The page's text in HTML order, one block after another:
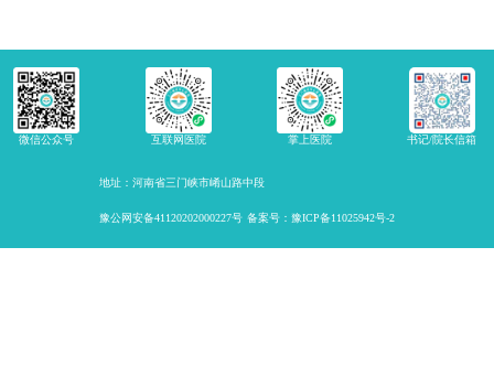
微信公众号 互联网医院 掌上医院 书记/院长信箱
地址：河南省三门峡市崤山路中段
豫公网安备41120202000227号 备案号：豫ICP备11025942号-2